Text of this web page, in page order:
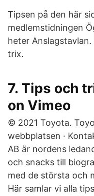
Tipsen på den här
medlemstidningen
heter
trix.
7. Tips och
on Vimeo
© 2021 Toyota.
webbplatsen ·
AB är nordens
och snacks till
med de största och
Här samlar vi alla